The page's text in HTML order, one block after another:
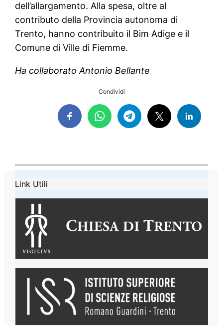
dell’allargamento. Alla spesa, oltre al
contributo della Provincia autonoma di
Trento, hanno contribuito il Bim Adige e il
Comune di Ville di Fiemme.
Ha collaborato Antonio Bellante
Condividi
Link Utili